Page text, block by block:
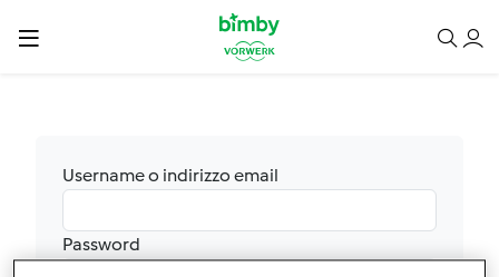
Username o indirizzo email
Password